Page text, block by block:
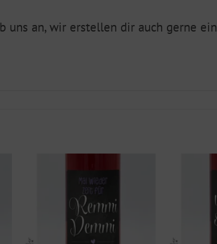
uns an, wir erstellen dir auch gerne ein